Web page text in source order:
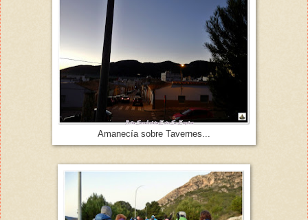
Amanecía sobre Tavernes...